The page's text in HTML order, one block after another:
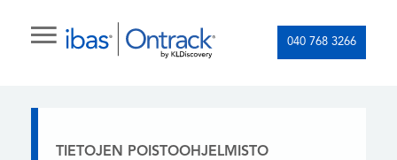
040 768 3266
TIETOJEN POISTOOHJELMISTO